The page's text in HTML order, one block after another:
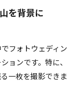
を背景に
フォトウェディン
ョンです。特に、
一枚を撮影できま